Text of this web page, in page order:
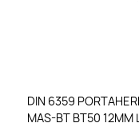
DIN 6359
MAS-BT BT50 12MM